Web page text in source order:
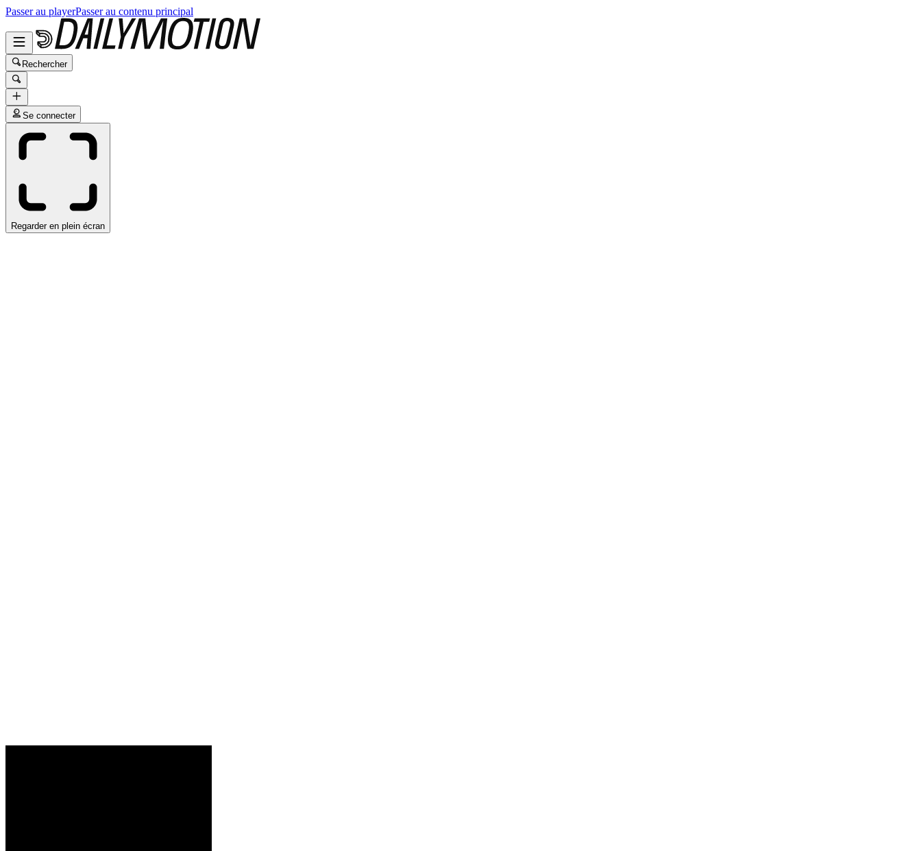
Passer au playerPasser au contenu principal
Rechercher
Se connecter
Regarder en plein écran